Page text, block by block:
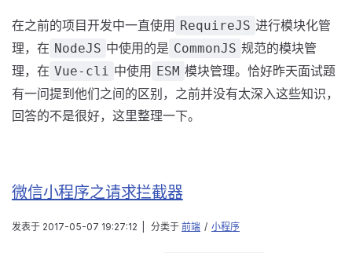
在之前的项目开发中一直使用 RequireJS 进行模块化管
理，在 NodeJS 中使用的是 CommonJS 规范的模块管
理，在 Vue-cli 中使用 ESM 模块管理。恰好昨天面试题
有一问提到他们之间的区别，之前并没有太深入这些知识，
回答的不是很好，这里整理一下。
微信小程序之请求拦截器
发表于 2017-05-07 19:27:12 分类于 前端 / 小程序